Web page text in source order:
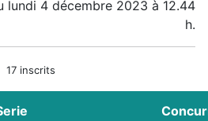
lundi 4 décembre 2023 à 12.44
h.
17 inscrits